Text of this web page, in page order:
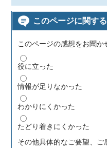
このページに関す
このページの感想をお聞か
役に立った
情報が足りなかった
わかりにくかった
たどり着きにくかった
その他具体的なご要望、